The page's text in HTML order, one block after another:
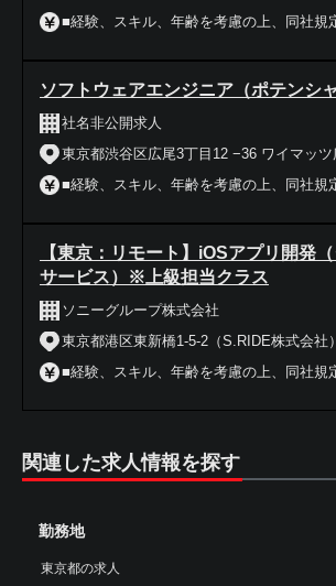
■経験、スキル、年齢を考慮の上、同社規
ソフトウェアエンジニア（ポテンシャ
社名非公開求人
東京都渋谷区広尾3丁目12 −36 ワイマッ
■経験、スキル、年齢を考慮の上、同社規
【東京：リモート】iOSアプリ開発
サービス）※上級担当クラス
ソニーグループ株式会社
東京都港区東新橋1-5-2（S.RIDE株式会社）
■経験、スキル、年齢を考慮の上、同社規
関連した求人情報を探す
勤務地
東京都の求人